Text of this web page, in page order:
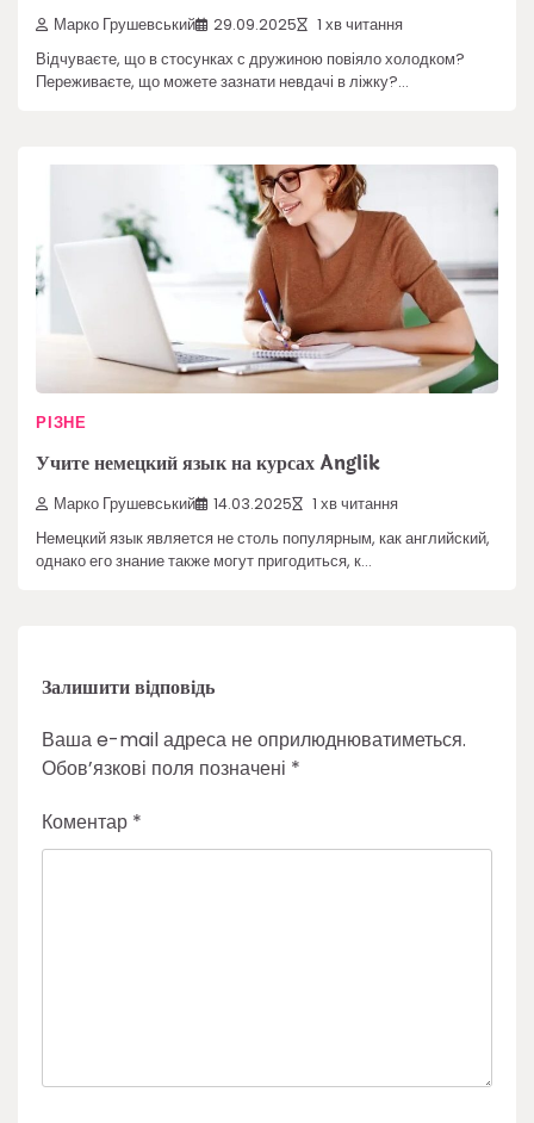
Марко Грушевський 29.09.2025 1 хв читання
Відчуваєте, що в стосунках с дружиною повіяло холодком?
Переживаєте, що можете зазнати невдачі в ліжку?…
РІЗНЕ
Учите немецкий язык на курсах Anglik
Марко Грушевський 14.03.2025 1 хв читання
Немецкий язык является не столь популярным, как английский,
однако его знание также могут пригодиться, к…
Залишити відповідь
Ваша e-mail адреса не оприлюднюватиметься.
Обов’язкові поля позначені *
Коментар *